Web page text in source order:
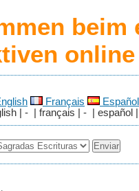
beim
Français
Español
| - | français | - | español |